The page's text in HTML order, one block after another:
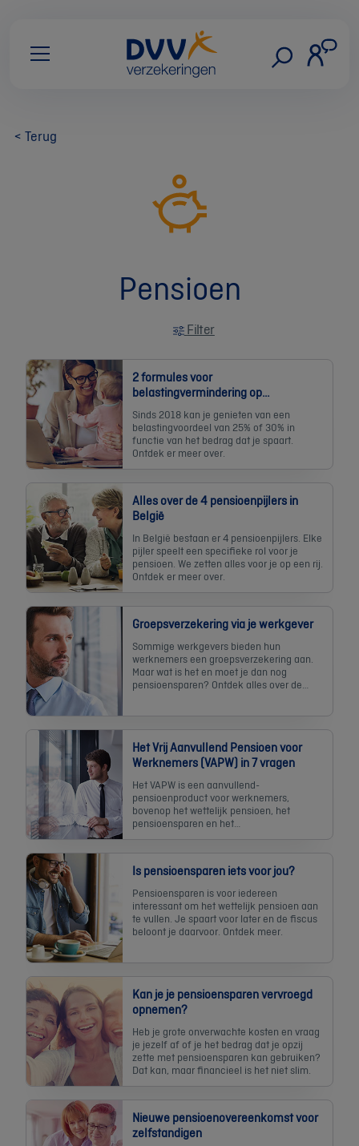
< Terug
Pensioen
Filter
2 formules voor
belastingvermindering op
pensioensparen
Sinds 2018 kan je genieten van een
belastingvoordeel van 25% of 30% in
functie van het bedrag dat je spaart.
Ontdek er meer over.
Alles over de 4 pensioenpijlers in
België
In België bestaan er 4 pensioenpijlers. Elke
pijler speelt een specifieke rol voor je
pensioen. We zetten alles voor je op een rij.
Ontdek er meer over.
Groepsverzekering via je werkgever
Sommige werkgevers bieden hun
werknemers een groepsverzekering aan.
Maar wat is het en moet je dan nog
pensioensparen? Ontdek alles over de
Het Vrij Aanvullend Pensioen voor
Werknemers (VAPW) in 7 vragen
Het VAPW is een aanvullend-
pensioenproduct voor werknemers,
bovenop het wettelijk pensioen, het
pensioensparen en het
Is pensioensparen iets voor jou?
Pensioensparen is voor iedereen
interessant om het wettelijk pensioen aan
te vullen. Je spaart voor later en de fiscus
beloont je daarvoor. Ontdek meer.
Kan je je pensioensparen vervroegd
opnemen?
Heb je grote onverwachte kosten en vraag
je jezelf af of je het bedrag dat je opzij
zette met pensioensparen kan gebruiken?
Dat kan, maar financieel is het niet slim.
Nieuwe pensioenovereenkomst voor
zelfstandigen